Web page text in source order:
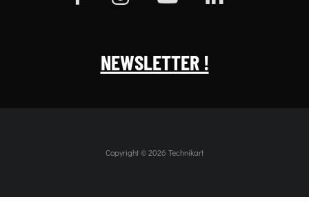
NEWSLETTER !
Copyright © 2026 Technikart